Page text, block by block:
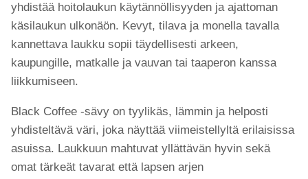
yhdistää hoitolaukun käytännöllisyyden ja ajattoman
käsilaukun ulkonäön. Kevyt, tilava ja monella tavalla
kannettava laukku sopii täydellisesti arkeen,
kaupungille, matkalle ja vauvan tai taaperon kanssa
liikkumiseen.
Black Coffee -sävy on tyylikäs, lämmin ja helposti
yhdisteltävä väri, joka näyttää viimeistellyltä erilaisissa
asuissa. Laukkuun mahtuvat yllättävän hyvin sekä
omat tärkeät tavarat että lapsen arjen